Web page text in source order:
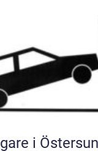
Östersund så väljer du rätt